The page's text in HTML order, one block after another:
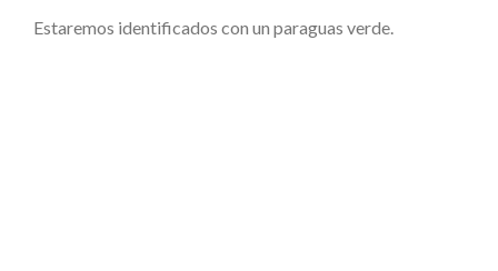
Estaremos identificados con un paraguas verde.